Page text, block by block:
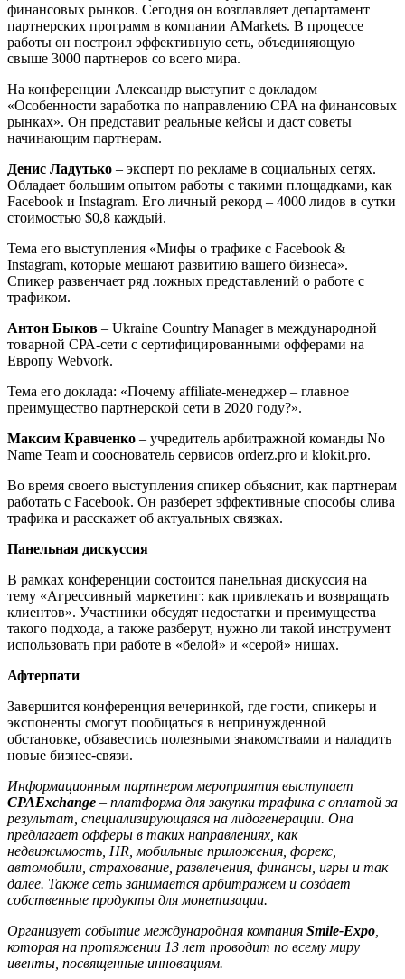
финансовых рынков. Сегодня он возглавляет департамент
партнерских программ в компании AMarkets. В процессе
работы он построил эффективную сеть, объединяющую
свыше 3000 партнеров со всего мира.
На конференции Александр выступит с докладом
«Особенности заработка по направлению CPA на финансовых
рынках». Он представит реальные кейсы и даст советы
начинающим партнерам.
Денис Ладутько – эксперт по рекламе в социальных сетях.
Обладает большим опытом работы с такими площадками, как
Facebook и Instagram. Его личный рекорд – 4000 лидов в сутки
стоимостью $0,8 каждый.
Тема его выступления «Мифы о трафике с Facebook &
Instagram, которые мешают развитию вашего бизнеса».
Спикер развенчает ряд ложных представлений о работе с
трафиком.
Антон Быков – Ukraine Country Manager в международной
товарной СРА-сети с сертифицированными офферами на
Европу Webvork.
Тема его доклада: «Почему affiliate-менеджер – главное
преимущество партнерской сети в 2020 году?».
Максим Кравченко – учредитель арбитражной команды No
Name Team и сооснователь сервисов orderz.pro и klokit.pro.
Во время своего выступления спикер объяснит, как партнерам
работать с Facebook. Он разберет эффективные способы слива
трафика и расскажет об актуальных связках.
Панельная дискуссия
В рамках конференции состоится панельная дискуссия на
тему «Агрессивный маркетинг: как привлекать и возвращать
клиентов». Участники обсудят недостатки и преимущества
такого подхода, а также разберут, нужно ли такой инструмент
использовать при работе в «белой» и «серой» нишах.
Афтерпати
Завершится конференция вечеринкой, где гости, спикеры и
экспоненты смогут пообщаться в непринужденной
обстановке, обзавестись полезными знакомствами и наладить
новые бизнес-связи.
Информационным партнером мероприятия выступает
CPAExchange – платформа для закупки трафика с оплатой за
результат, специализирующаяся на лидогенерации. Она
предлагает офферы в таких направлениях, как
недвижимость, HR, мобильные приложения, форекс,
автомобили, страхование, развлечения, финансы, игры и так
далее. Также сеть занимается арбитражем и создает
собственные продукты для монетизации.
Организует событие международная компания Smile-Expo
которая на протяжении 13 лет проводит по всему миру
ивенты, посвященные инновациям.